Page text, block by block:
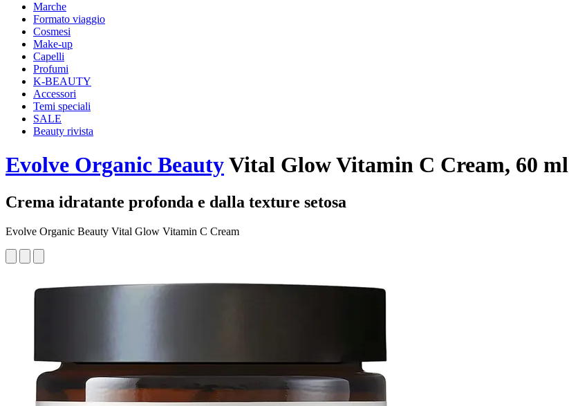
Marche
Formato viaggio
Cosmesi
Make-up
Capelli
Profumi
K-BEAUTY
Accessori
Temi speciali
SALE
Beauty rivista
Evolve Organic BeautyVital Glow Vitamin C Cream, 60 ml
Crema idratante profonda e dalla texture setosa
Evolve Organic Beauty Vital Glow Vitamin C Cream